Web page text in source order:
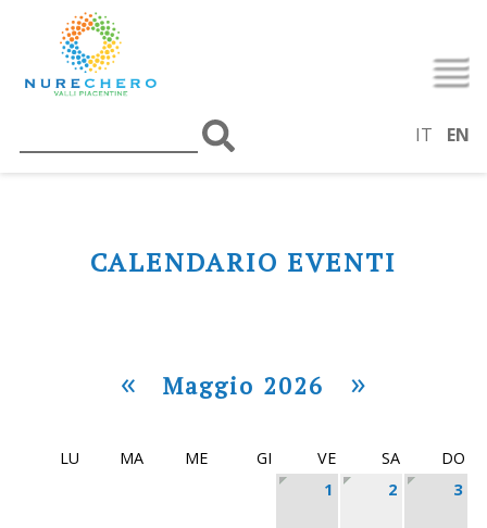
IT EN
CALENDARIO EVENTI
« Maggio 2026 »
LU MA ME GI VE SA
DO
1
2 3